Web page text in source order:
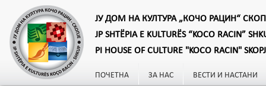
ЈУ ДОМ НА КУЛТУРА „КОЧО РАЦИН“
JP SHTËPIA E KULTURËS “KOCO RACIN”
PI HOUSE OF CULTURE "KOCO RACIN"
ПОЧЕТНА ЗА НАС ВЕСТИ И НАСТАНИ